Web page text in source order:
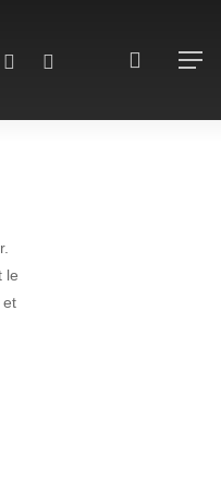
search
Menu
RSS
le
et